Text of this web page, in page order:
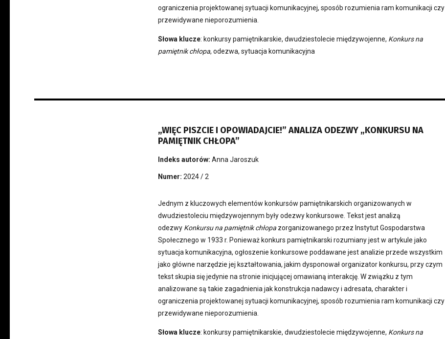
ograniczenia projektowanej sytuacji komunikacyjnej, sposób rozumienia ram komunikacji czy
przewidywane nieporozumienia.
Słowa klucze: konkursy pamiętnikarskie, dwudziestolecie międzywojenne, Konkurs na
pamiętnik chłopa, odezwa, sytuacja komunikacyjna
„WIĘC PISZCIE I OPOWIADAJCIE!” ANALIZA ODEZWY „KONKURSU NA
PAMIĘTNIK CHŁOPA”
Indeks autorów: Anna Jaroszuk
Numer: 2024 / 2
Jednym z kluczowych elementów konkursów pamiętnikarskich organizowanych w
dwudziestoleciu międzywojennym były odezwy konkursowe. Tekst jest analizą
odezwy Konkursu na pamiętnik chłopa zorganizowanego przez Instytut Gospodarstwa
Społecznego w 1933 r. Ponieważ konkurs pamiętnikarski rozumiany jest w artykule jako
sytuacja komunikacyjna, ogłoszenie konkursowe poddawane jest analizie przede wszystkim
jako główne narzędzie jej kształtowania, jakim dysponował organizator konkursu, przy czym
tekst skupia się jedynie na stronie inicjującej omawianą interakcję. W związku z tym
analizowane są takie zagadnienia jak konstrukcja nadawcy i adresata, charakter i
ograniczenia projektowanej sytuacji komunikacyjnej, sposób rozumienia ram komunikacji czy
przewidywane nieporozumienia.
Słowa klucze: konkursy pamiętnikarskie, dwudziestolecie międzywojenne, Konkurs na